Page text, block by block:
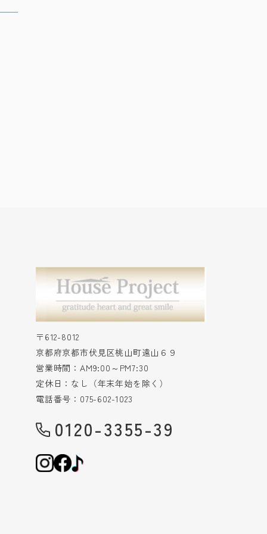
〒612-8012
京都府京都市伏見区桃山町遠山６９
営業時間：AM9:00～PM7:30
定休日：なし（年末年始を除く）
電話番号：075-602-1023
0120-3355-39